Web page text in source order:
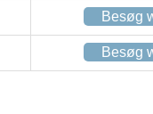
Besøg
Besøg